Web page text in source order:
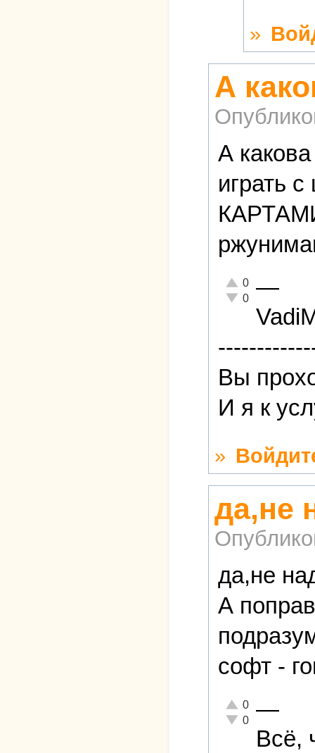
»
А
А
играть
Отлично!
0
Неадекватно!
0 —
Вы
И я к
»
да,не
да,не
А
софт -
Отлично!
0
Неадекватно!
0 —
Всё,